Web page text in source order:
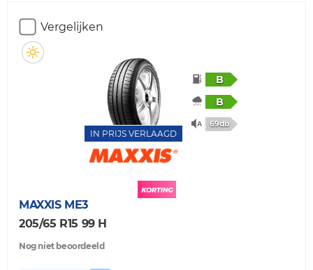
Vergelijken
IN PRIJS VERLAAGD
B
B
69db
MAXXIS ME3
205/65 R15 99 H
Nog niet beoordeeld